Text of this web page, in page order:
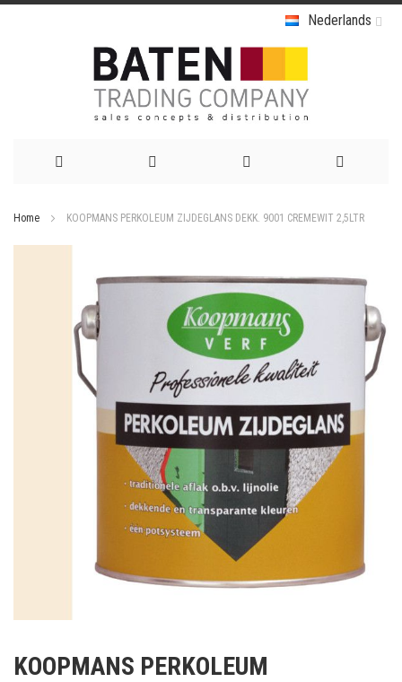
Nederlands
Home KOOPMANS PERKOLEUM ZIJDEGLANS DEKK. 9001 CREMEWIT 2,5LTR
afbeeldingen-
het
KOOPMANS PERKOLEUM